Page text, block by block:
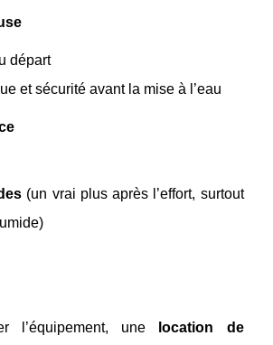
départ
et sécurité avant la mise à l’eau
(un vrai plus après l’effort, surtout
l’équipement, une
location de